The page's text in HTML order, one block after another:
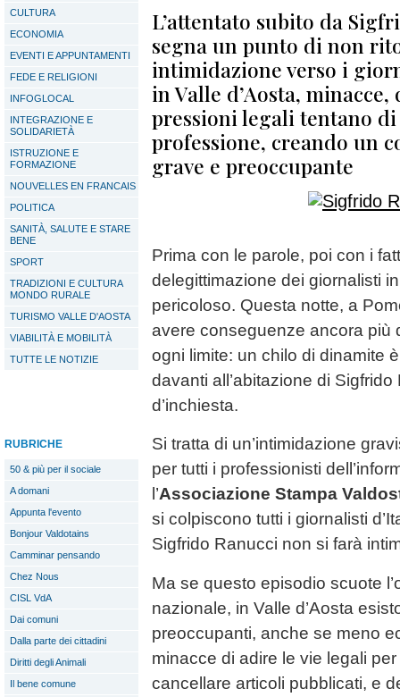
CULTURA
ECONOMIA
EVENTI E APPUNTAMENTI
FEDE E RELIGIONI
INFOGLOCAL
INTEGRAZIONE E
SOLIDARIETÀ
ISTRUZIONE E
FORMAZIONE
NOUVELLES EN FRANCAIS
POLITICA
SANITÀ, SALUTE E STARE
BENE
SPORT
TRADIZIONI E CULTURA
MONDO RURALE
TURISMO VALLE D'AOSTA
VIABILITÀ E MOBILITÀ
TUTTE LE NOTIZIE
RUBRICHE
50 & più per il sociale
A domani
Appunta l'evento
Bonjour Valdotains
Camminar pensando
Chez Nous
CISL VdA
Dai comuni
Dalla parte dei cittadini
Diritti degli Animali
Il bene comune
L’attentato subito da
segna un punto di non
intimidazione verso i
in Valle d’Aosta,
pressioni legali tentano
professione, creando un
grave e preoccupante
Prima con le parole, poi con i
delegittimazione dei giornalisti
pericoloso. Questa notte, a
avere conseguenze ancora più
ogni limite: un chilo di dinamite
davanti all’abitazione di
d’inchiesta.
Si tratta di un’intimidazione
per tutti i professionisti
l’Associazione Stampa
si colpiscono tutti i giornalisti
Sigfrido Ranucci non si farà
Ma se questo episodio scuote
nazionale, in Valle d’Aosta
preoccupanti, anche se meno
minacce di adire le vie legali
cancellare articoli pubblicati, e